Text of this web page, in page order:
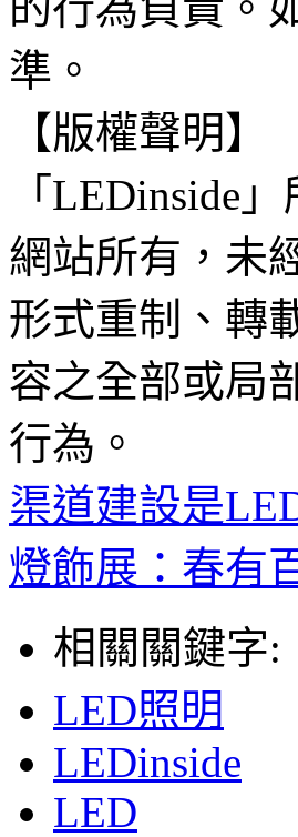
準。
【版權聲明】
「LEDinside
網站所有，未
形式重制、轉
容之全部或局
行為。
渠道建設是
燈飾展：春有
相關關鍵字:
LED照明
LEDinside
LED